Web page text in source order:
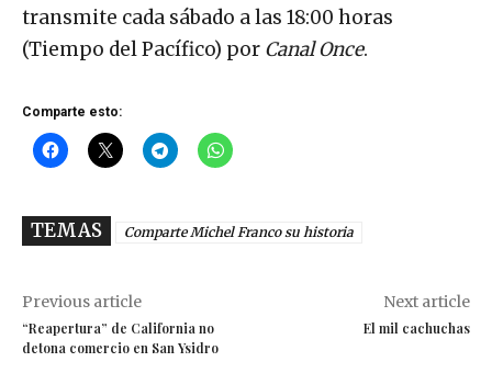
transmite cada sábado a las 18:00 horas
(Tiempo del Pacífico) por Canal Once.
Comparte esto:
TEMAS Comparte Michel Franco su historia
Previous article
“Reapertura” de California no
detona comercio en San Ysidro
Next article
El mil cachuchas